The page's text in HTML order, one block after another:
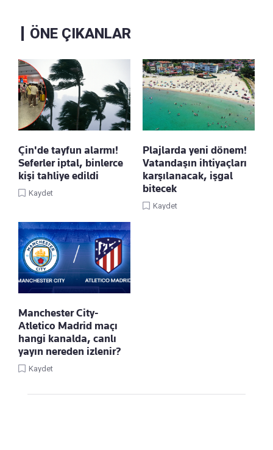
ÖNE ÇIKANLAR
Çin'de tayfun alarmı!
Seferler iptal, binlerce
kişi tahliye edildi
Kaydet
Plajlarda yeni dönem!
Vatandaşın ihtiyaçları
karşılanacak, işgal
bitecek
Kaydet
Manchester City-
Atletico Madrid maçı
hangi kanalda, canlı
yayın nereden izlenir?
Kaydet